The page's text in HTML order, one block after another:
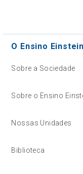
O Ensino Einstein
Sobre a Sociedade
Sobre o Ensino
Nossas Unidades
Biblioteca